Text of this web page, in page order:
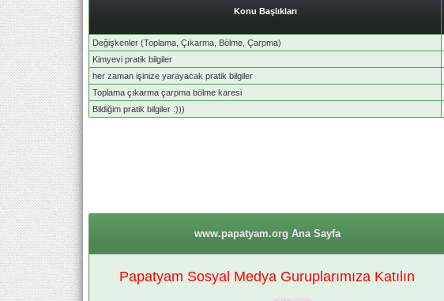
Konu Başlıkları
Değişkenler (Toplama, Çıkarma, Bölme, Çarpma)
Kimyevi pratik bilgiler
her zaman işinize yarayacak pratik bilgiler
Toplama çıkarma çarpma bölme karesi
Bildiğim pratik bilgiler :)))
www.papatyam.org Ana Sayfa
Papatyam Sosyal Medya Guruplarımıza Katılın